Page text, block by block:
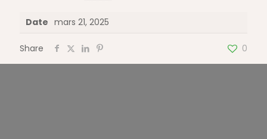
Date mars 21, 2025
Share 0